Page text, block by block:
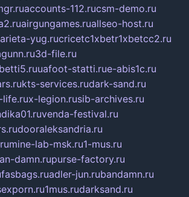
accounts-112.rucsm-demo.ru
airgungames.ruallseo-host.ru
yug.rucricetc1xbetr1xbetcc2.ru
3d-file.ru
uafoot-statti.rue-abis1c.ru
kts-services.rudark-sand.ru
life.rux-legion.rusib-archives.ru
venda-festival.ru
dooraleksandria.ru
mine-lab-msk.ru1-mus.ru
damn.rupurse-factory.ru
fasbags.ruadler-jun.rubandamn.ru
1mus.rudarksand.ru